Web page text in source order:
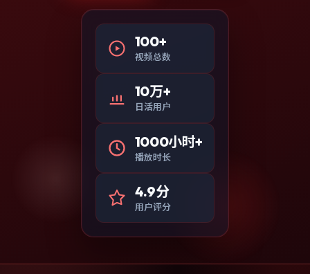
100+
视频总数
10万+
日活用户
1000小时+
播放时长
4.9分
用户评分